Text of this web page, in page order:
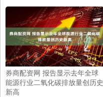
券商配资网 报告显示去年全球
能源行业二氧化碳排放量创历史
新高